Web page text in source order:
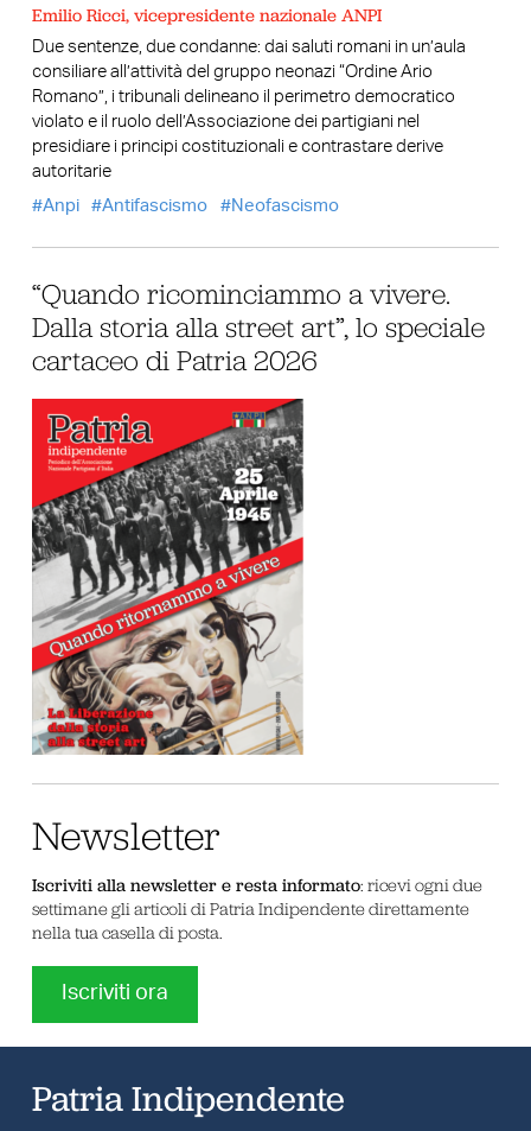
Emilio Ricci, vicepresidente nazionale ANPI
Due sentenze, due condanne: dai saluti romani in un’aula
consiliare all’attività del gruppo neonazi “Ordine Ario
Romano”, i tribunali delineano il perimetro democratico
violato e il ruolo dell’Associazione dei partigiani nel
presidiare i principi costituzionali e contrastare derive
autoritarie
Anpi
Antifascismo Neofascismo
“Quando ricominciammo a vivere.
Dalla storia alla street art”, lo speciale
cartaceo di Patria 2026
Newsletter
Iscriviti alla newsletter e resta informato: ricevi ogni due
settimane gli articoli di Patria Indipendente direttamente
nella tua casella di posta.
Iscriviti ora
Patria Indipendente